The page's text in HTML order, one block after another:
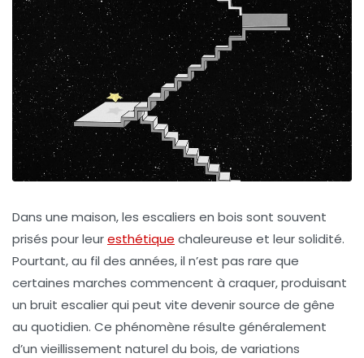
Dans une maison, les escaliers en bois sont souvent
prisés pour leuresthétique chaleureuse et leur solidité.
Pourtant, au fil des années, il n’est pas rare que
certaines marches commencent à craquer, produisant
un bruit escalier qui peut vite devenir source de gêne
au quotidien. Ce phénomène résulte généralement
d’un vieillissement naturel du bois, de variations